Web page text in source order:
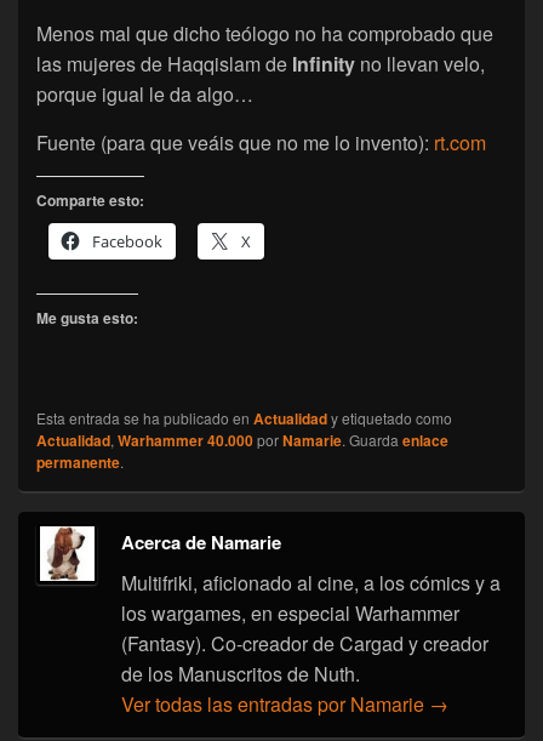
Menos mal que dicho teólogo no ha comprobado que
las mujeres de Haqqislam de Infinity no llevan velo,
porque igual le da algo…
Fuente (para que veáis que no me lo invento): rt.com
Comparte esto:
Facebook
X
Me gusta esto:
Esta entrada se ha publicado en Actualidady etiquetado como
Actualidad, Warhammer 40.000porNamarie. Guarda enlace
permanente.
Acerca de Namarie
Multifriki, aficionado al cine, a los cómics y a
los wargames, en especial Warhammer
(Fantasy). Co-creador de Cargad y creador
de los Manuscritos de Nuth.
Ver todas las entradas por Namarie →